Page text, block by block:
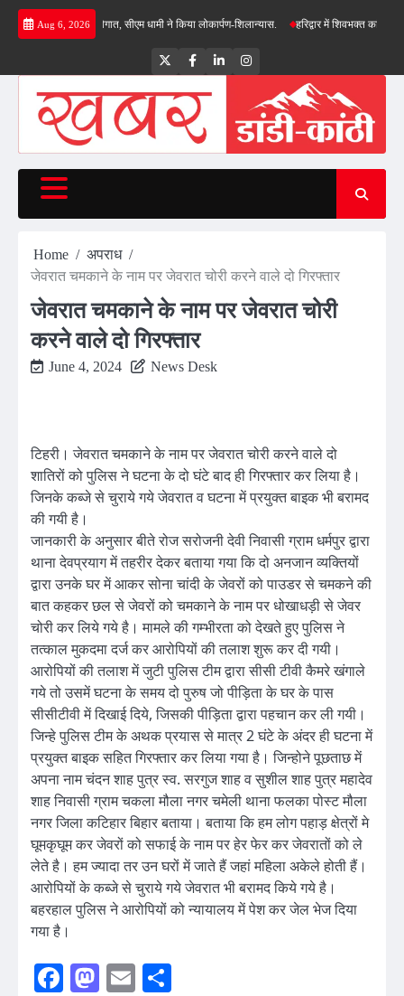
Skip
Aug 6, 2026
की सौगात, सीएम धामी ने किया लोकार्पण-शिलान्यास. हरिद्वार में शिवभक्त कांवड़ियों पर
TwitterFacebookLinkedInInstagram
Home
अपराध
जेवरात चमकाने के नाम पर जेवरात चोरी करने वाले दो गिरफ्तार
जेवरात चमकाने के नाम पर जेवरात चोरी
करने वाले दो गिरफ्तार
June 4, 2024 News Desk
टिहरी। जेवरात चमकाने के नाम पर जेवरात चोरी करने वाले दो
शातिरों को पुलिस ने घटना के दो घंटे बाद ही गिरफ्तार कर लिया है।
जिनके कब्जे से चुराये गये जेवरात व घटना में प्रयुक्त बाइक भी बरामद
की गयी है।
जानकारी के अनुसार बीते रोज सरोजनी देवी निवासी ग्राम धर्मपुर द्वारा
थाना देवप्रयाग में तहरीर देकर बताया गया कि दो अनजान व्यक्तियों
द्वारा उनके घर में आकर सोना चांदी के जेवरों को पाउडर से चमकने की
बात कहकर छल से जेवरों को चमकाने के नाम पर धोखाधड़ी से जेवर
चोरी कर लिये गये है। मामले की गम्भीरता को देखते हुए पुलिस ने
तत्काल मुकदमा दर्ज कर आरोपियों की तलाश शुरू कर दी गयी।
आरोपियों की तलाश में जुटी पुलिस टीम द्वारा सीसी टीवी कैमरे खंगाले
गये तो उसमें घटना के समय दो पुरुष जो पीड़िता के घर के पास
सीसीटीवी में दिखाई दिये, जिसकी पीड़िता द्वारा पहचान कर ली गयी।
जिन्हे पुलिस टीम के अथक प्रयास से मात्र 2 घंटे के अंदर ही घटना में
प्रयुक्त बाइक सहित गिरफ्तार कर लिया गया है। जिन्होने पूछताछ में
अपना नाम चंदन शाह पुत्र स्व. सरगुज शाह व सुशील शाह पुत्र महादेव
शाह निवासी ग्राम चकला मौला नगर चमेली थाना फलका पोस्ट मौला
नगर जिला कटिहार बिहार बताया। बताया कि हम लोग पहाड़ क्षेत्रों मे
घूमकृघूम कर जेवरों को सफाई के नाम पर हेर फेर कर जेवरातों को ले
लेते है। हम ज्यादा तर उन घरों में जाते हैं जहां महिला अकेले होती हैं।
आरोपियों के कब्जे से चुराये गये जेवरात भी बरामद किये गये है।
बहरहाल पुलिस ने आरोपियों को न्यायालय में पेश कर जेल भेज दिया
गया है।
Facebook
Mastodon
Email